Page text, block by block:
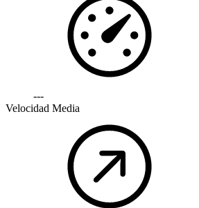
---
Velocidad Media